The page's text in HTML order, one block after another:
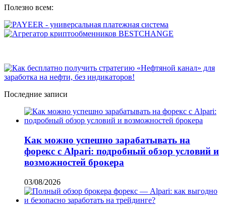
Полезно всем:
Последние записи
Как можно успешно зарабатывать на
форекс с Alpari: подробный обзор условий и
возможностей брокера
03/08/2026